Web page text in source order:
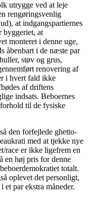
utrygge ved at leje
rengøringsvenlig
at indgangspartiernes
byggeriet, at
monteret i denne uge,
åbenbart i de næste par
støv og grus,
renovering af
i hvert fald ikke
af driftens
indsats. Beboernes
til de fysiske
den forfejlede ghetto-
med at tjekke nye
race er ikke ligefrem en
en høj pris for denne
totalt.
oplevet det personligt,
par ekstra måneder.